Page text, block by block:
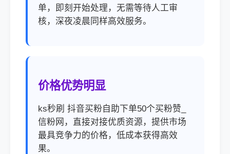
单，即刻开始处理，无需等待人工审
核，深夜凌晨同样高效服务。
价格优势明显
ks秒刷 抖音买粉自助下单50个买粉赞_
信粉网，直接对接优质资源，提供市场
最具竞争力的价格，低成本获得高效
果。